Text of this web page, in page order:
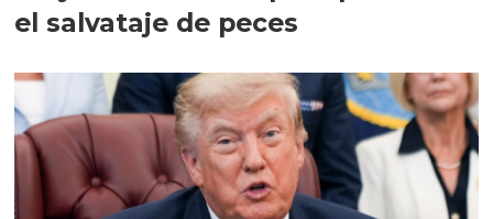
el salvataje de peces